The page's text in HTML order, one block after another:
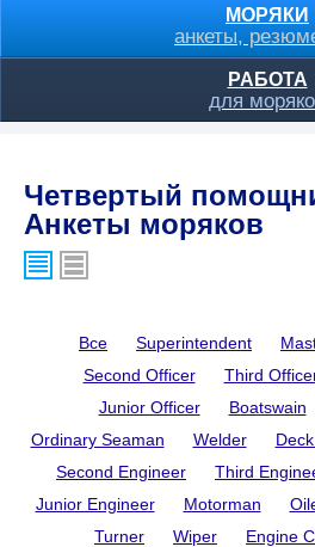
МОРЯКИ
анкеты,
РАБОТА
для
Четвертый
Анкеты моряков
Все Superintendent
Second Officer
Third
Junior Officer
Boatswain
Ordinary Seaman
Welder
Second Engineer
Third
Junior Engineer
Motorman
Turner
Wiper Engine